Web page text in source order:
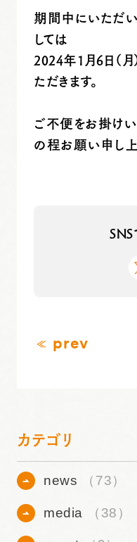
期間中にいただ
しては
2024年1月6日（
ただきます。
ご不便をお掛け
の程お願い申し上
prev
カテゴリ
news （73）
media （38）